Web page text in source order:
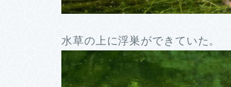
水草の上に浮巣ができていた